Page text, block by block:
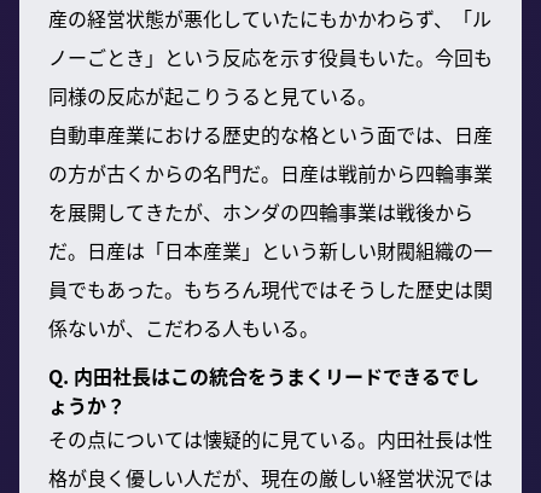
産の経営状態が悪化していたにもかかわらず、「ル
ノーごとき」という反応を示す役員もいた。今回も
同様の反応が起こりうると見ている。
自動車産業における歴史的な格という面では、日産
の方が古くからの名門だ。日産は戦前から四輪事業
を展開してきたが、ホンダの四輪事業は戦後から
だ。日産は「日本産業」という新しい財閥組織の一
員でもあった。もちろん現代ではそうした歴史は関
係ないが、こだわる人もいる。
Q. 内田社長はこの統合をうまくリードできるでし
ょうか？
その点については懐疑的に見ている。内田社長は性
格が良く優しい人だが、現在の厳しい経営状況では